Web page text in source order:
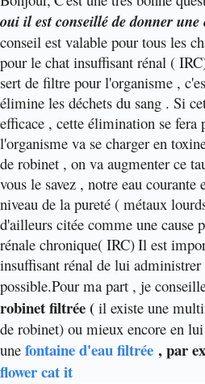
oui il est conseillé de donner une
conseil est valable pour tous les
pour le chat insuffisant rénal (
sert de filtre pour l'organisme ,
élimine les déchets du sang . Si
efficace , cette élimination se
l'organisme va se charger en
de robinet , on va augmenter ce
vous le savez , notre eau
niveau de la pureté ( métaux
d'ailleurs citée comme une cause
rénale chronique( IRC)Il est
insuffisant rénal de lui
possible.Pour ma part , je
robinet filtrée ( il existe une
de robinet) ou mieux encore en
une fontaine d'eau filtrée , par
flower cat it